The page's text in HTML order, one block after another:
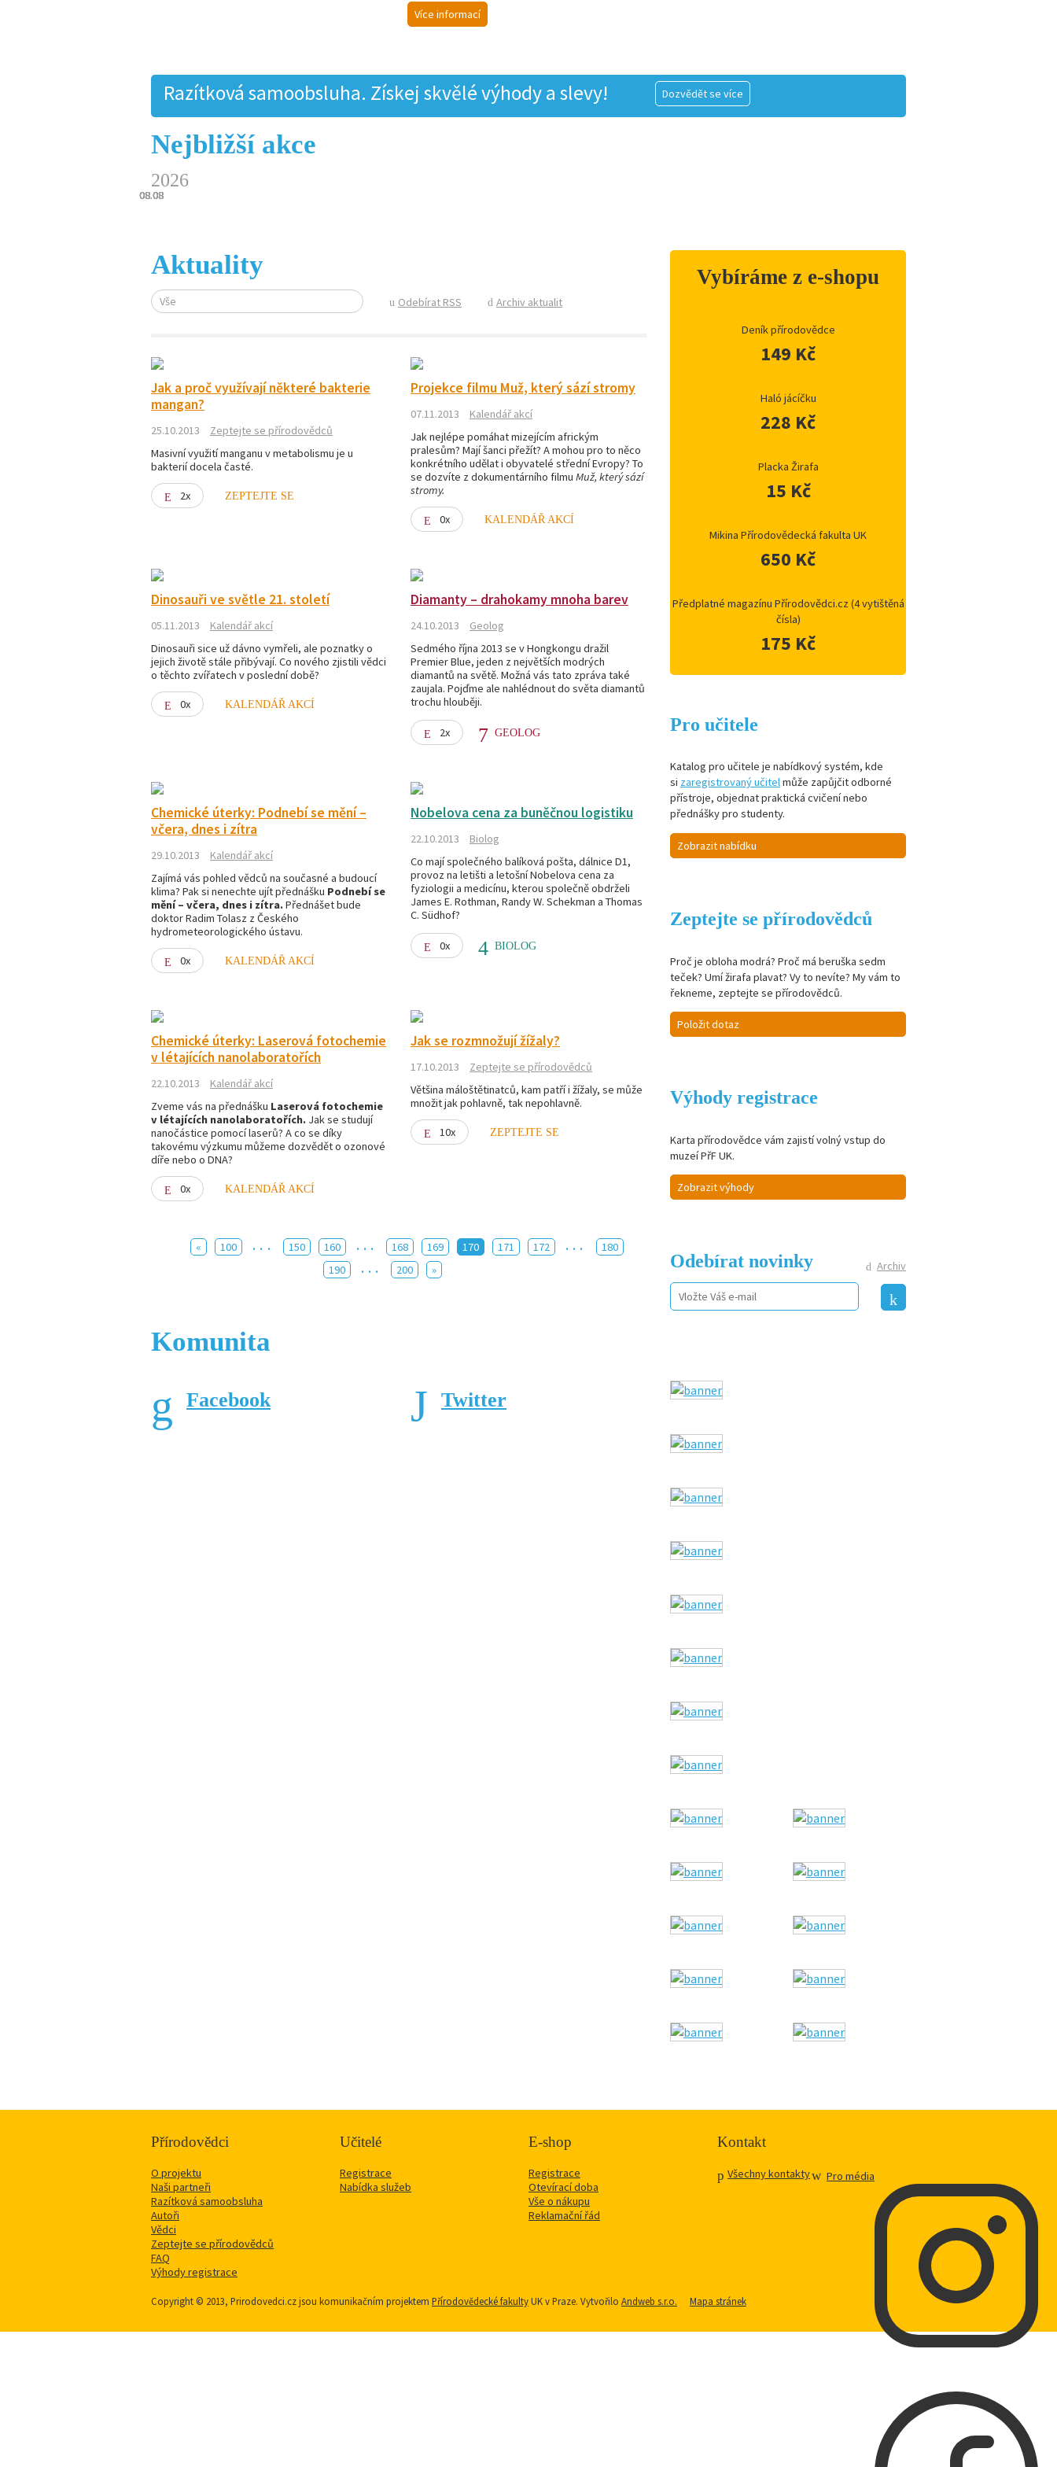
Více informací
Razítková samoobsluha. Získej skvělé výhody a slevy! Dozvědět se více
Nejbližší akce
2026
08.08
08.08
08.08
08.08
08.08
Aktuality
Vše Odebírat RSS Archiv aktualit
Jak a proč využívají některé bakterie
mangan?
25.10.2013
Zeptejte se přírodovědců
Masivní využití manganu v metabolismu je u
bakterií docela časté.
2x ZEPTEJTE SE
Projekce filmu Muž, který sází stromy
07.11.2013
Kalendář akcí
Jak nejlépe pomáhat mizejícím africkým
pralesům? Mají šanci přežít? A mohou pro to něco
konkrétního udělat i obyvatelé střední Evropy? To
se dozvíte z dokumentárního filmu Muž, který sází
stromy.
0x KALENDÁŘ AKCÍ
Dinosauři ve světle 21. století
05.11.2013
Kalendář akcí
Dinosauři sice už dávno vymřeli, ale poznatky o
jejich životě stále přibývají. Co nového zjistili vědci
o těchto zvířatech v poslední době?
0x KALENDÁŘ AKCÍ
Diamanty – drahokamy mnoha barev
24.10.2013
Geolog
Sedmého října 2013 se v Hongkongu dražil
Premier Blue, jeden z největších modrých
diamantů na světě. Možná vás tato zpráva také
zaujala. Pojďme ale nahlédnout do světa diamantů
trochu hlouběji.
2x GEOLOG
Chemické úterky: Podnebí se mění –
včera, dnes i zítra
29.10.2013
Kalendář akcí
Zajímá vás pohled vědců na současné a budoucí
klima? Pak si nenechte ujít přednášku Podnebí se
mění – včera, dnes i zítra.Přednášet bude
doktor Radim Tolasz z Českého
hydrometeorologického ústavu.
0x KALENDÁŘ AKCÍ
Nobelova cena za buněčnou logistiku
22.10.2013
Biolog
Co mají společného balíková pošta, dálnice D1,
provoz na letišti a letošní Nobelova cena za
fyziologii a medicínu, kterou společně obdrželi
James E. Rothman, Randy W. Schekman a Thomas
C. Südhof?
0x BIOLOG
Chemické úterky: Laserová fotochemie
v létajících nanolaboratořích
22.10.2013
Kalendář akcí
Zveme vás na přednášku Laserová fotochemie
v létajících nanolaboratořích. Jak se studují
nanočástice pomocí laserů? A co se díky
takovému výzkumu můžeme dozvědět o ozonové
díře nebo o DNA?
0x KALENDÁŘ AKCÍ
Jak se rozmnožují žížaly?
17.10.2013
Zeptejte se přírodovědců
Většina máloštětinatců, kam patří i žížaly, se může
množit jak pohlavně, tak nepohlavně.
10x ZEPTEJTE SE
« 100 ... 150 160 ... 168 169 170 171 172 ...
180
190
... 200 »
Komunita
Facebook Twitter
Vybíráme z e-shopu
Deník přírodovědce
149 Kč
Haló jácíčku
228 Kč
Placka Žirafa
15 Kč
Mikina Přírodovědecká fakulta UK
650 Kč
Předplatné magazínu Přírodovědci.cz (4 vytištěná
čísla)
175 Kč
Pro učitele
Katalog pro učitele je nabídkový systém, kde
si zaregistrovaný učitelmůže zapůjčit odborné
přístroje, objednat praktická cvičení nebo
přednášky pro studenty.
Zobrazit nabídku
Zeptejte se přírodovědců
Proč je obloha modrá? Proč má beruška sedm
teček? Umí žirafa plavat? Vy to nevíte? My vám to
řekneme, zeptejte se přírodovědců.
Položit dotaz
Výhody registrace
Karta přírodovědce vám zajistí volný vstup do
muzeí PřF UK.
Zobrazit výhody
Archiv
Odebírat novinky
Přírodovědci
O projektu
Naši partneři
Razítková samoobsluha
Autoři
Vědci
Zeptejte se přírodovědců
FAQ
Výhody registrace
Učitelé
Registrace
Nabídka služeb
E-shop
Registrace
Otevírací doba
Vše o nákupu
Reklamační řád
Kontakt
Všechny kontakty Pro média
Copyright © 2013, Prirodovedci.cz jsou komunikačním projektem Přírodovědecké fakultyUK v Praze. Vytvořilo Andweb s.r.o. Mapa stránek